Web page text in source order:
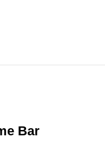
Bar